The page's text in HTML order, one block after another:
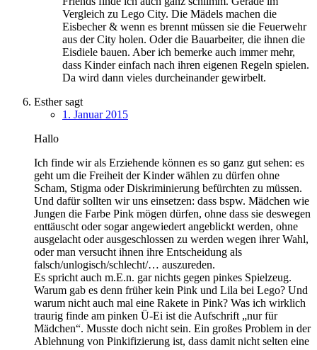
Vergleich zu Lego City. Die Mädels machen die
Eisbecher & wenn es brennt müssen sie die Feuerwehr
aus der City holen. Oder die Bauarbeiter, die ihnen die
Eisdiele bauen. Aber ich bemerke auch immer mehr,
dass Kinder einfach nach ihren eigenen Regeln spielen.
Da wird dann vieles durcheinander gewirbelt.
Esthersagt
1. Januar 2015
Hallo
Ich finde wir als Erziehende können es so ganz gut sehen: es
geht um die Freiheit der Kinder wählen zu dürfen ohne
Scham, Stigma oder Diskriminierung befürchten zu müssen.
Und dafür sollten wir uns einsetzen: dass bspw. Mädchen wie
Jungen die Farbe Pink mögen dürfen, ohne dass sie deswegen
enttäuscht oder sogar angewiedert angeblickt werden, ohne
ausgelacht oder ausgeschlossen zu werden wegen ihrer Wahl,
oder man versucht ihnen ihre Entscheidung als
falsch/unlogisch/schlecht/… auszureden.
Es spricht auch m.E.n. gar nichts gegen pinkes Spielzeug.
Warum gab es denn früher kein Pink und Lila bei Lego? Und
warum nicht auch mal eine Rakete in Pink? Was ich wirklich
traurig finde am pinken Ü-Ei ist die Aufschrift „nur für
Mädchen“. Musste doch nicht sein. Ein großes Problem in der
Ablehnung von Pinkifizierung ist, dass damit nicht selten eine